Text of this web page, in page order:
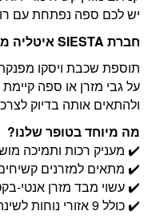
יש לכם ספה נפתחת עם
חברת SIESTA איטליה מציעה את הפתרון האידיאלי!
על גבי מזרן או ספה
ולהתאים אותה בדיוק
מה מיוחד בטופר שלנו?
✔️ מעניק רכות ותמיכה
✔️ מתאים למזרנים
✔️ עשוי מבד מזרן אנטי-
✔️ כולל 9 אזורי נוחות לשינה רגועה ומפנקת